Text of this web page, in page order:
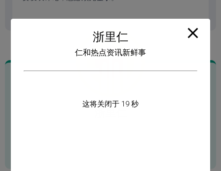
浙里仁
仁和热点资讯新鲜事
这将关闭于 18 秒